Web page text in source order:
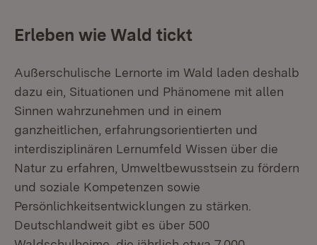
Erleben wie Wald tickt
Außerschulische Lernorte im Wald laden deshalb
dazu ein, Situationen und Phänomene mit allen
Sinnen wahrzunehmen und in einem
ganzheitlichen, erfahrungsorientierten und
interdisziplinären Lernumfeld Wissen über die
Natur zu erfahren, Umweltbewusstsein zu fördern
und soziale Kompetenzen sowie
Persönlichkeitsentwicklungen zu stärken.
Deutschlandweit gibt es über 500